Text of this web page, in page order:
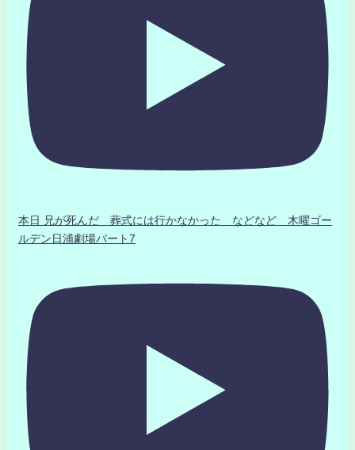
本日 兄が死んだ 葬式には行かなかった などなど 木曜ゴー
ルデン日浦劇場パート7